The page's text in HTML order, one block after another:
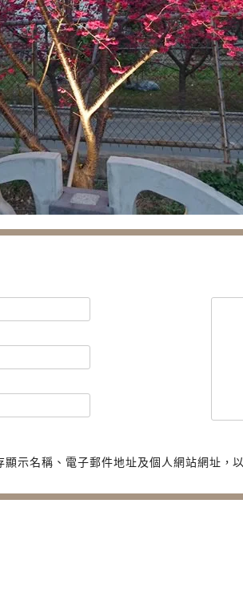
顯示名稱、電子郵件地址及個人網站網址，